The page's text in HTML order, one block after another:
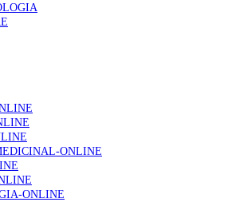
Forense. “Da urgência ao tribunal, cada
cada profissional faz a diferença”
de utentes podem ficar sem médico de
regras do registo, alerta associação
ONLINE
ONLINE